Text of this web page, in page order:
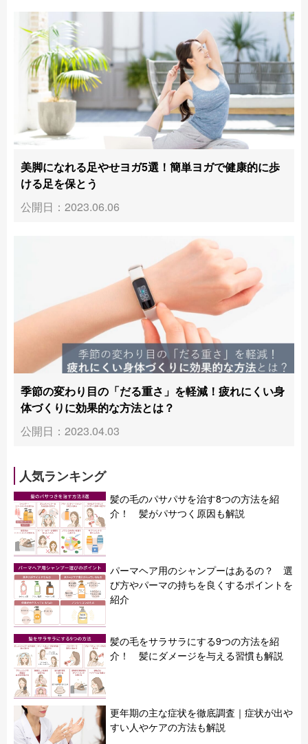
美脚になれる足やせヨガ5選！簡単ヨガで健康的に歩
ける足を保とう
公開日：2023.06.06
季節の変わり目の「だる重さ」を軽減！疲れにくい身
体づくりに効果的な方法とは？
公開日：2023.04.03
人気ランキング
髪の毛のパサパサを治す8つの方法を紹
介！ 髪がパサつく原因も解説
パーマヘア用のシャンプーはあるの？ 選
び方やパーマの持ちを良くするポイントを
紹介
髪の毛をサラサラにする9つの方法を紹
介！ 髪にダメージを与える習慣も解説
更年期の主な症状を徹底調査｜症状が出や
すい人やケアの方法も解説